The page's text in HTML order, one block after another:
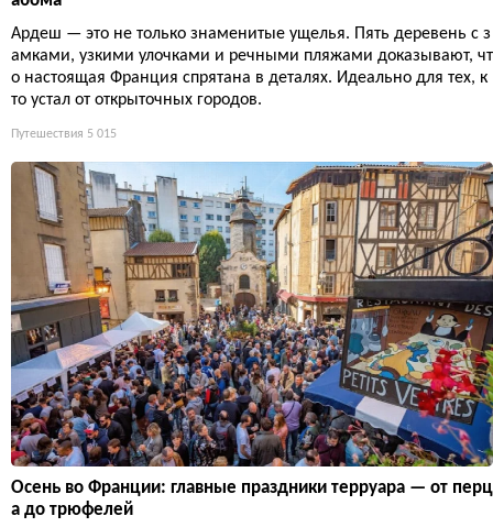
Ардеш — это не только знаменитые ущелья. Пять деревень с з
амками, узкими улочками и речными пляжами доказывают, чт
о настоящая Франция спрятана в деталях. Идеально для тех, к
то устал от открыточных городов.
Путешествия 5 015
Осень во Франции: главные праздники терруара — от перц
а до трюфелей